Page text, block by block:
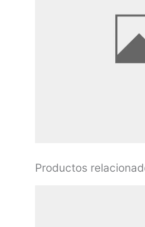
Productos